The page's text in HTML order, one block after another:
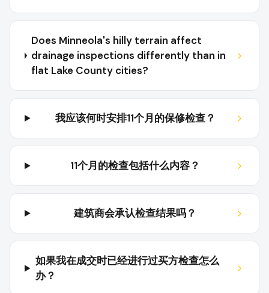
Does Minneola's hilly terrain affect
drainage inspections differently than in
flat Lake County cities?
我应该何时安排11个月的保修检查？
11个月的检查包括什么内容？
建筑商会承认检查结果吗？
如果我在成交时已经进行过买方检查怎么
办？